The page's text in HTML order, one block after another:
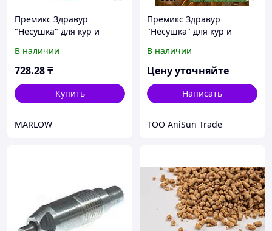
Премикс Здравур
"Несушка" для кур и
минеральная добавка,
250 гр,
В наличии
728.28₸
Купить
MARLOW
Премикс Здравур
"Несушка" для кур и
минеральная добавка,
600 гр,
В наличии
Цену уточняйте
Написать
ТОО AniSun Trade